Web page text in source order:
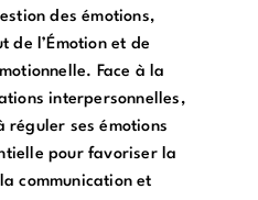
des émotions,
de l’Émotion et de
Face à la
interpersonnelles,
réguler ses émotions
pour favoriser la
communication et